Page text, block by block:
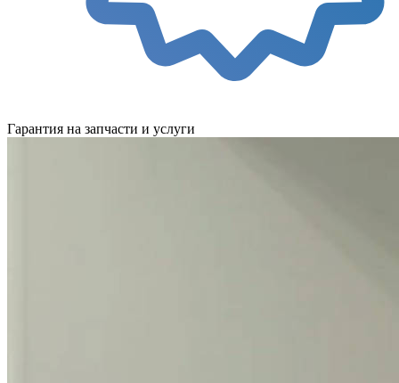
Гарантия на запчасти и услуги